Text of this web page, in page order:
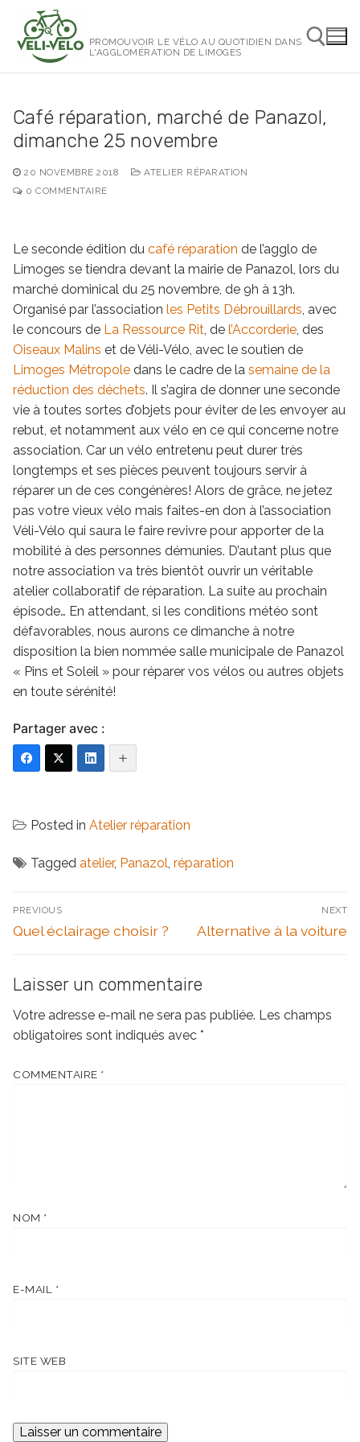
contenu
PROMOUVOIR LE VÉLO AU QUOTIDIEN DANS
L'AGGLOMÉRATION DE LIMOGES
Café réparation, marché de Panazol,
dimanche 25 novembre
20 NOVEMBRE 2018
ATELIER RÉPARATION
0 COMMENTAIRE
Le seconde édition du café réparation de l’agglo de
Limoges se tiendra devant la mairie de Panazol, lors du
marché dominical du 25 novembre, de 9h à 13h.
Organisé par l’association les Petits Débrouillards, avec
le concours de La Ressource Rit, de l’Accorderie, des
Oiseaux Malins et de Véli-Vélo, avec le soutien de
Limoges Métropole dans le cadre de la semaine de la
réduction des déchets. Il s’agira de donner une seconde
vie à toutes sortes d’objets pour éviter de les envoyer au
rebut, et notamment aux vélo en ce qui concerne notre
association. Car un vélo entretenu peut durer très
longtemps et ses pièces peuvent toujours servir à
réparer un de ces congénères! Alors de grâce, ne jetez
pas votre vieux vélo mais faites-en don à l’association
Véli-Vélo qui saura le faire revivre pour apporter de la
mobilité à des personnes démunies. D’autant plus que
notre association va très bientôt ouvrir un véritable
atelier collaboratif de réparation. La suite au prochain
épisode… En attendant, si les conditions météo sont
défavorables, nous aurons ce dimanche à notre
disposition la bien nommée salle municipale de Panazol
« Pins et Soleil » pour réparer vos vélos ou autres objets
en toute sérénité!
Partager avec :
Posted in Atelier réparation
Tagged atelier, Panazol, réparation
Navigation
de
PREVIOUS
Previous
Quel éclairage choisir ?
NEXT
Next
Alternative à la voiture
Laisser un commentaire
Votre adresse e-mail ne sera pas publiée. Les champs
obligatoires sont indiqués avec *
COMMENTAIRE *
NOM *
E-MAIL *
SITE WEB